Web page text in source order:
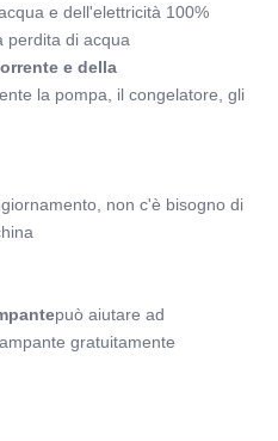
e dell'elettricità 100%
perdita di acqua
e della
la pompa, il congelatore, gli
non c'è bisogno di
può aiutare ad
gratuitamente